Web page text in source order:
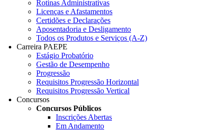
Rotinas Administrativas
Licenças e Afastamentos
Certidões e Declarações
Aposentadoria e Desligamento
Todos os Produtos e Serviços (A-Z)
Carreira PAEPE
Estágio Probatório
Gestão de Desempenho
Progressão
Requisitos Progressão Horizontal
Requisitos Progressão Vertical
Concursos
Concursos Públicos
Inscrições Abertas
Em Andamento